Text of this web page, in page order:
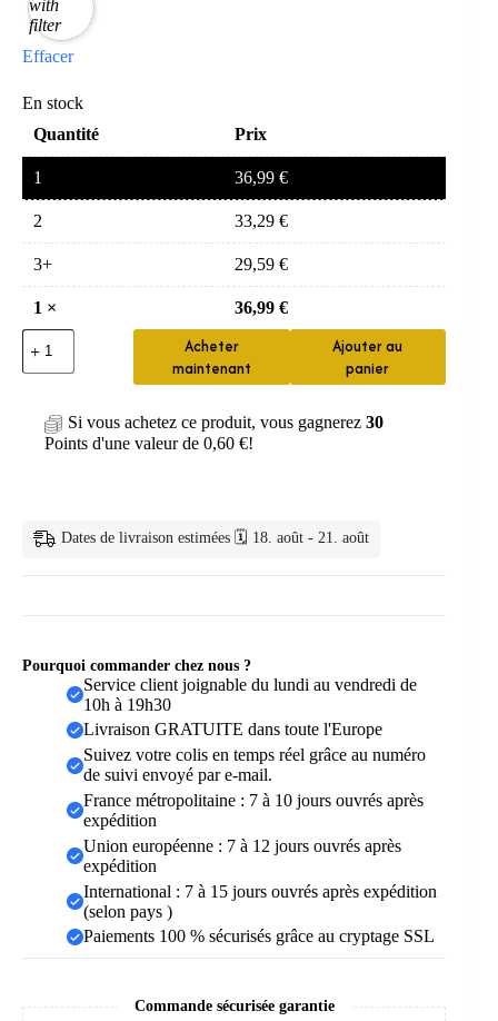
Effacer
En stock
Quantité
Prix
1 36,99 €
2 33,29 €
3+ 29,59 €
1 × 36,99 €
quantité
de
Pommeau
Douche
Grand
Débit
Acheter
maintenant
Ajouter au
panier
Si vous achetez ce produit, vous gagnerez 30
Points d'une valeur de 0,60 €!
Dates de livraison estimées 🗓️ 18. août - 21. août
Pourquoi commander chez nous ?
Service client joignable du lundi au vendredi de
10h à 19h30
Livraison GRATUITE dans toute l'Europe
Suivez votre colis en temps réel grâce au numéro
de suivi envoyé par e-mail.
France métropolitaine : 7 à 10 jours ouvrés après
expédition
Union européenne : 7 à 12 jours ouvrés après
expédition
International : 7 à 15 jours ouvrés après expédition
(selon pays )
Paiements 100 % sécurisés grâce au cryptage SSL
Commande sécurisée garantie